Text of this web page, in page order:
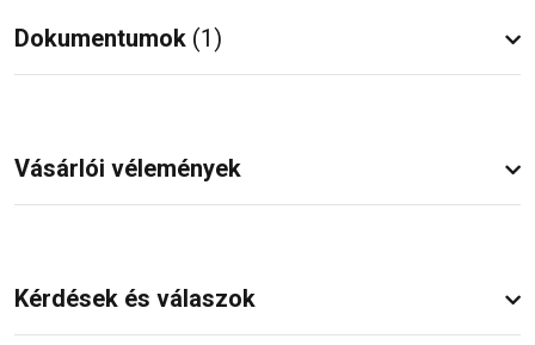
Dokumentumok (1)
Vásárlói vélemények
Kérdések és válaszok